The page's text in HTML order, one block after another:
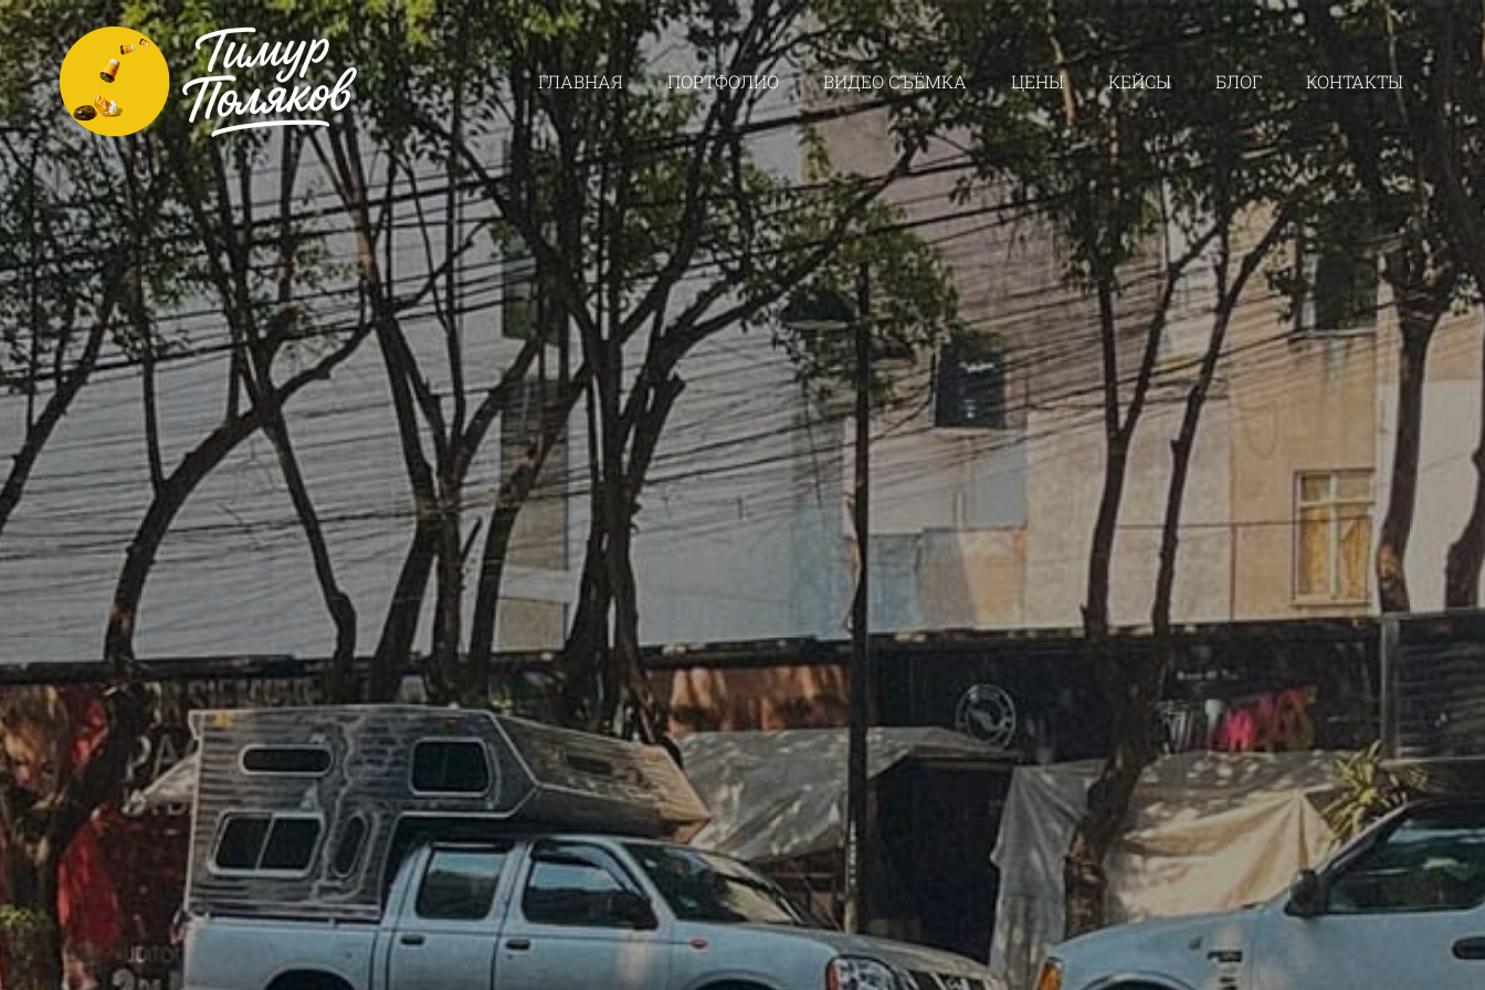
ГЛАВНАЯ ПОРТФОЛИО ВИДЕО СЪЁМКА ЦЕНЫ КЕЙСЫ БЛОГ КОНТАКТЫ